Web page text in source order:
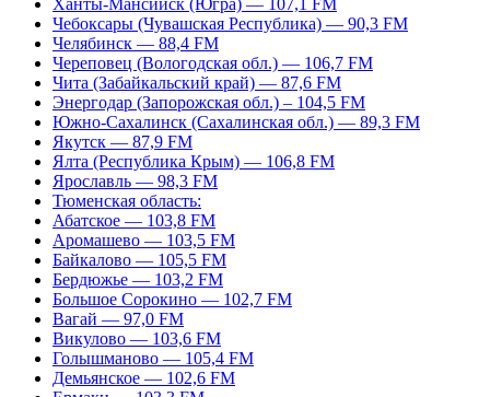
Ханты-Мансийск (Югра) — 107,1 FM
Чебоксары (Чувашская Республика) — 90,3 FM
Челябинск — 88,4 FM
Череповец (Вологодская обл.) — 106,7 FM
Чита (Забайкальский край) — 87,6 FM
Энергодар (Запорожская обл.) – 104,5 FM
Южно-Сахалинск (Сахалинская обл.) — 89,3 FM
Якутск — 87,9 FM
Ялта (Республика Крым) — 106,8 FM
Ярославль — 98,3 FM
Тюменская область:
Абатское — 103,8 FM
Аромашево — 103,5 FM
Байкалово — 105,5 FM
Бердюжье — 103,2 FM
Большое Сорокино — 102,7 FM
Вагай — 97,0 FM
Викулово — 103,6 FM
Голышманово — 105,4 FM
Демьянское — 102,6 FM